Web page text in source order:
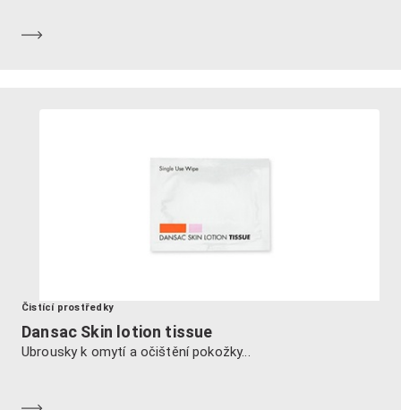
Čistící prostředky
Dansac Skin lotion tissue
Ubrousky k omytí a očištění pokožky...